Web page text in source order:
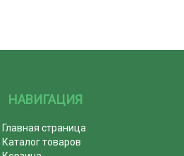
НАВИГАЦИЯ
Главная страница
Каталог товаров